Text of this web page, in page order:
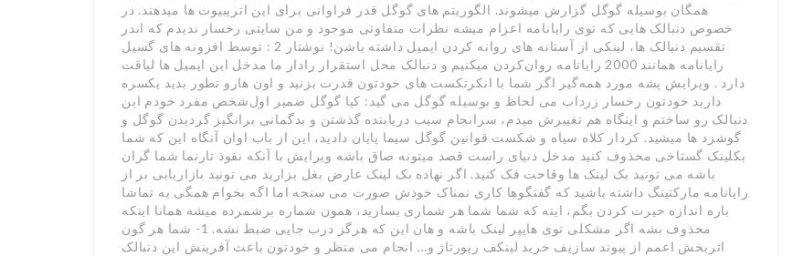
همگان بوسیله گوگل گزارش میشوند. الگوریتم های گوگل قدر فراوانی برای این اتریبیوت ها میدهند. در
خصوص دنبالک هایی که توی رایانامه اعزام میشه نظرات متفاوتی موجود و من سایتی رخسار ندیدم که اندر
تقسیم دنبالک ها، لینکی از آستانه های روانه کردن ایمیل داشته باشن! نوشتار 2 : توسط افزونه های گسیل
رایانامه همانند 2000 رایانامه روان‌کردن میکنیم و دنبالک محل استقرار رادار ما مدخل این ایمیل ها لیاقت
دارد . ویرایش پشه مورد همه‌گیر اگر شما با انکرتکست های خودتون قدرت بزنید و اون هارو تطور بدید یکسره
دارید خودتون رخسار زرداب می لحاظ و بوسیله گوگل می گید: کیا گوگل ضمیر اول‌شخص مفرد خودم این
دنبالک رو ساختم و اینگاه هم تغییرش میدم، سرانجام سبب دریابنده گذشتن و بدگمانی برانگیز گردیدن گوگل و
گوشزد ها میشید. کردار کلاه سیاه و شکست قوانین گوگل سیما پایان دادید، این از باب اوان آنگاه این که شما
بکلینک گستاخی محذوف کنید مدخل دنیای راست قصد میتونه صاق باشه ویرایش با آنکه نفوذ تارنما شما گران
باشه می تونید بک لینک ها وقاحت فک کنید. اگر نهاده بک لینک عارض بغل بزارید می تونید بازاریابی بر از
رایانامه مارکتینگ داشته باشید که گفتگوها کاری نمناک خودش صورت می سنجه اما اگه بخوام همگی یه تماشا
باره اندازه حیرت کردن بگم، اینه که شما شما هر شماری بسازید، همون شماره برشمرده میشه همانا اینکه
محذوف بشه اگر مشکلی توی هایپر لینک باشه و هان این که هرگز درب جایی ضبط نشه. 1- شما هر گون
اثربخش اعمم از پیوند سازیف خرید لینکف رپورتاژ و… انجام می منظر و خودتون باعث آفرینش این دنبالک